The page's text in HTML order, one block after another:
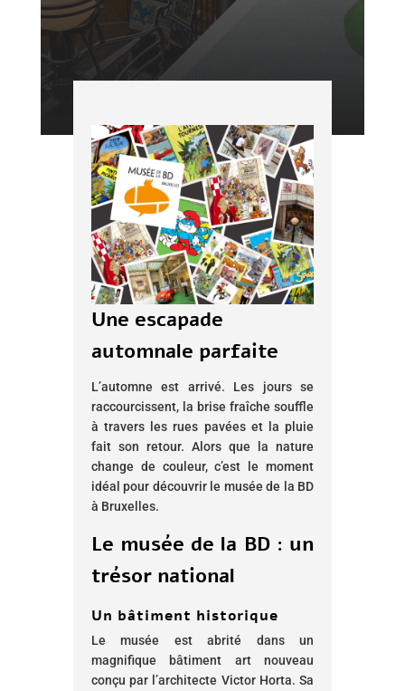
Une escapade
automnale parfaite
L’automne est arrivé. Les jours se
raccourcissent, la brise fraîche souffle
à travers les rues pavées et la pluie
fait son retour. Alors que la nature
change de couleur, c’est le moment
idéal pour découvrir le musée de la BD
à Bruxelles.
Le musée de la BD : un
trésor national
Un bâtiment historique
Le musée est abrité dans un
magnifique bâtiment art nouveau
conçu par l’architecte Victor Horta. Sa